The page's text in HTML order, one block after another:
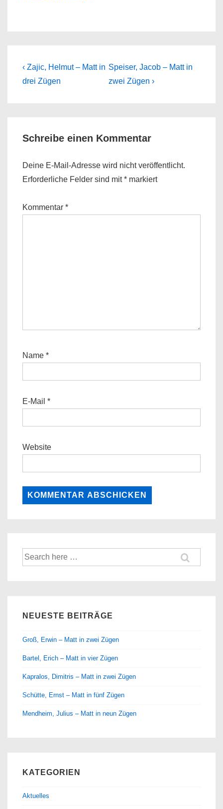
Beitragsnavigation
Previous
Post
‹ Zajic, Helmut – Matt in
drei Zügen
Next
Post
Speiser, Jacob – Matt in
zwei Zügen ›
Schreibe einen Kommentar
Deine E-Mail-Adresse wird nicht veröffentlicht.
Erforderliche Felder sind mit* markiert
Kommentar *
Name *
E-Mail *
Website
Suche
nach:
NEUESTE BEITRÄGE
Groß, Erwin – Matt in zwei Zügen
Bartel, Erich – Matt in vier Zügen
Kapralos, Dimitris – Matt in zwei Zügen
Schütte, Ernst – Matt in fünf Zügen
Mendheim, Julius – Matt in neun Zügen
KATEGORIEN
Aktuelles